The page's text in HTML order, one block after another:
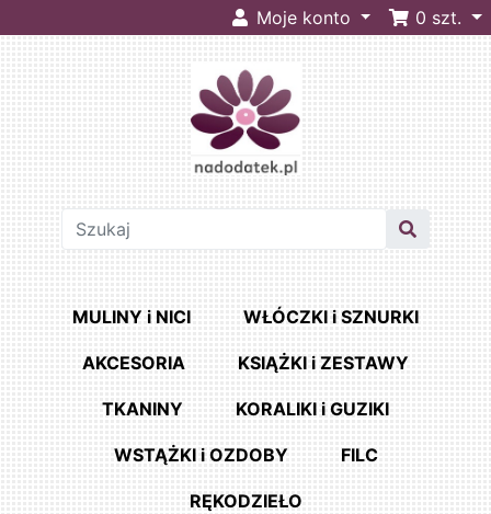
Moje konto 0 szt.
MULINY i NICI WŁÓCZKI i SZNURKI
AKCESORIA KSIĄŻKI i ZESTAWY
TKANINY KORALIKI i GUZIKI
WSTĄŻKI i OZDOBY FILC
RĘKODZIEŁO